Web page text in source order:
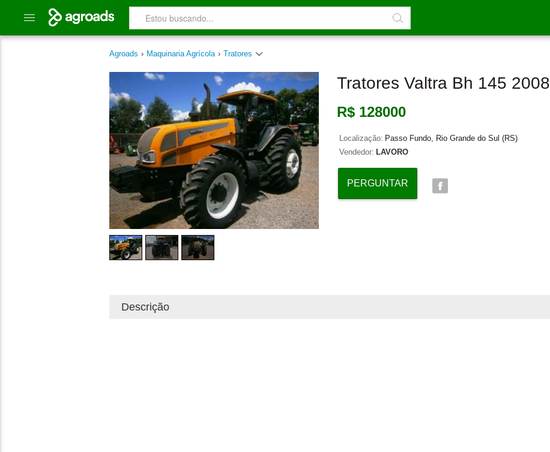
Agroads › Maquinaria Agrícola › Tratores
Tratores Valtra Bh 145 2008
R$ 128000
Localização: Passo Fundo, Rio Grande do Sul (RS)
Vendedor: LAVORO
PERGUNTAR
Descrição